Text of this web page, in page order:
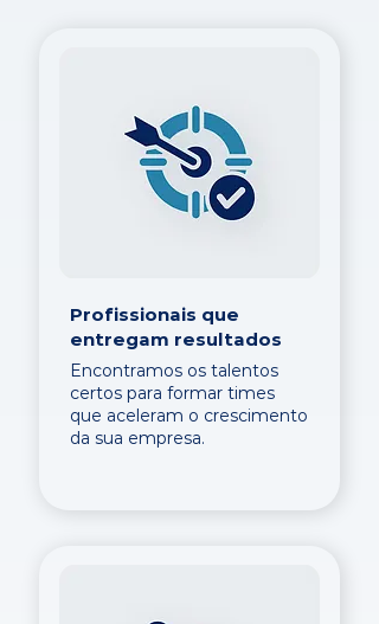
Profissionais que
entregam resultados
Encontramos os talentos
certos para formar times
que aceleram o crescimento
da sua empresa.